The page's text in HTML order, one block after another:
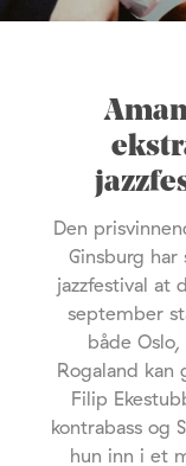
Den
Ginsburg
jazzfestival at
september
både
Rogaland
Filip
kontrabass og
hun inn i et